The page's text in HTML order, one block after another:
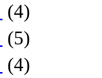
(4)
(5)
(4)